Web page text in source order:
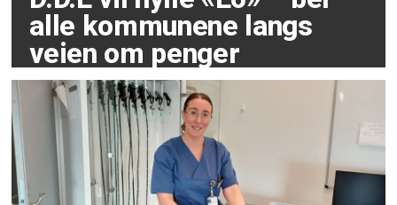
alle kommunene langs
veien om penger